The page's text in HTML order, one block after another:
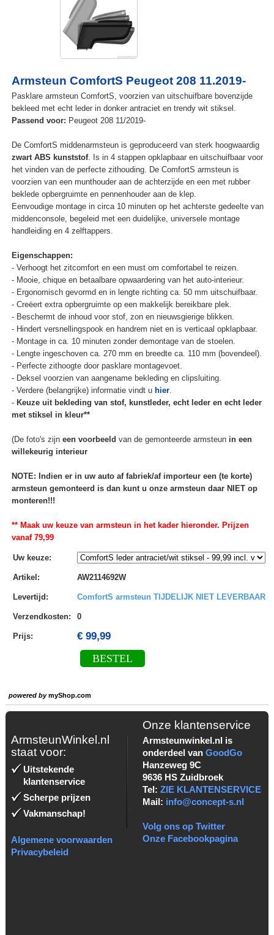
Armsteun ComfortS Peugeot 208 11.2019-
Pasklare armsteun ComfortS, voorzien van uitschuifbare bovenzijde
bekleed met echt leder in donker antraciet en trendy wit stiksel.
Passend voor: Peugeot 208 11/2019-
De ComfortS middenarmsteun is geproduceerd van sterk hoogwaardig
zwart ABS kunststof. Is in 4 stappen opklapbaar en uitschuifbaar voor
het vinden van de perfecte zithouding. De ComfortS armsteun is
voorzien van een munthouder aan de achterzijde en een met rubber
beklede opbergruimte en pennenhouder aan de klep.
Eenvoudige montage in circa 10 minuten op het achterste gedeelte van
middenconsole, begeleid met een duidelijke, universele montage
handleiding en 4 zelftappers.
Eigenschappen:
- Verhoogt het zitcomfort en een must om comfortabel te reizen.
- Mooie, chique en betaalbare opwaardering van het auto-interieur.
- Ergonomisch gevormd en in lengte richting ca. 50 mm uitschuifbaar.
- Creëert extra opbergruimte op een makkelijk bereikbare plek.
- Beschermt de inhoud voor stof, zon en nieuwsgierige blikken.
- Hindert versnellingspook en handrem niet en is verticaal opklapbaar.
- Montage in ca. 10 minuten zonder demontage van de stoelen.
- Lengte ingeschoven ca. 270 mm en breedte ca. 110 mm (bovendeel).
- Perfecte zithoogte door pasklare montagevoet.
- Deksel voorzien van aangename bekleding en clipsluiting.
- Verdere (belangrijke) informatie vindt u hier.
- Keuze uit bekleding van stof, kunstleder, echt leder en echt leder
met stiksel in kleur**
(De foto's zijn een voorbeeld van de gemonteerde armsteun in een
willekeurig interieur
NOTE: Indien er in uw auto af fabriek/af importeur een (te korte)
armsteun gemonteerd is dan kunt u onze armsteun daar NIET op
monteren!!!
** Maak uw keuze van armsteun in het kader hieronder. Prijzen
vanaf 79,99
Uw keuze:
Artikel : AW2114692W
Levertijd : ComfortS armsteun TIJDELIJK NIET LEVERBAAR
Verzendkosten: 0
Prijs: € 99,99
BESTEL
powered bymyShop.com
ArmsteunWinkel.nl
staat voor:
Uitstekende
klantenservice
Scherpe prijzen
Vakmanschap!
Algemene voorwaarden
Privacybeleid
Onze klantenservice
Armsteunwinkel.nl is
onderdeel van GoodGo
Hanzeweg 9C
9636 HS Zuidbroek
Tel: ZIE KLANTENSERVICE
Mail: info@concept-s.nl
Volg ons op Twitter
Onze Facebookpagina